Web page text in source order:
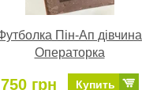
Пін-Ап дівчина
Операторка
750 грн Купить